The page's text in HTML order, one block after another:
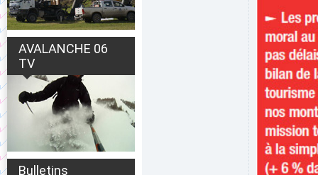
AVALANCHE 06
TV
Bulletins